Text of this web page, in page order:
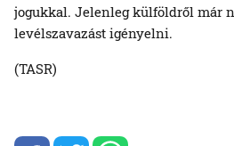
jogukkal. Jelenleg külföldről már
levélszavazást igényelni.
(TASR)